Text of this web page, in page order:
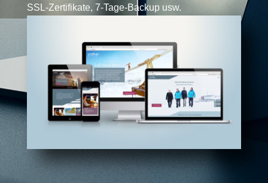
SSL-Zertifikate, 7-Tage-Backup usw.